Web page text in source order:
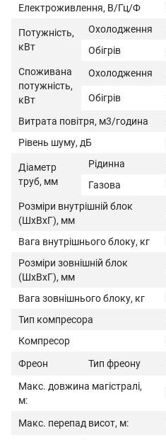
Електроживлення, В/Гц/Ф
Потужність,
кВт
Охолодження
Обігрів
Споживана
потужність,
кВт
Охолодження
Обігрів
Витрата повітря, м3/година
Рівень шуму, дБ
Діаметр
труб, мм
Рідинна
Газова
Розміри внутрішній блок
(ШхВхГ), мм
Вага внутрішнього блоку, кг
Розміри зовнішній блок
(ШхВхГ), мм
Вага зовнішнього блоку, кг
Тип компресора
Компресор
Фреон
Тип фреону
Макс. довжина магістралі,
м:
Макс. перепад висот, м: